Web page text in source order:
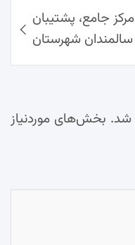
جامع، پشتیبان
سالمندان شهرستان
شد. بخش‌های موردنیاز